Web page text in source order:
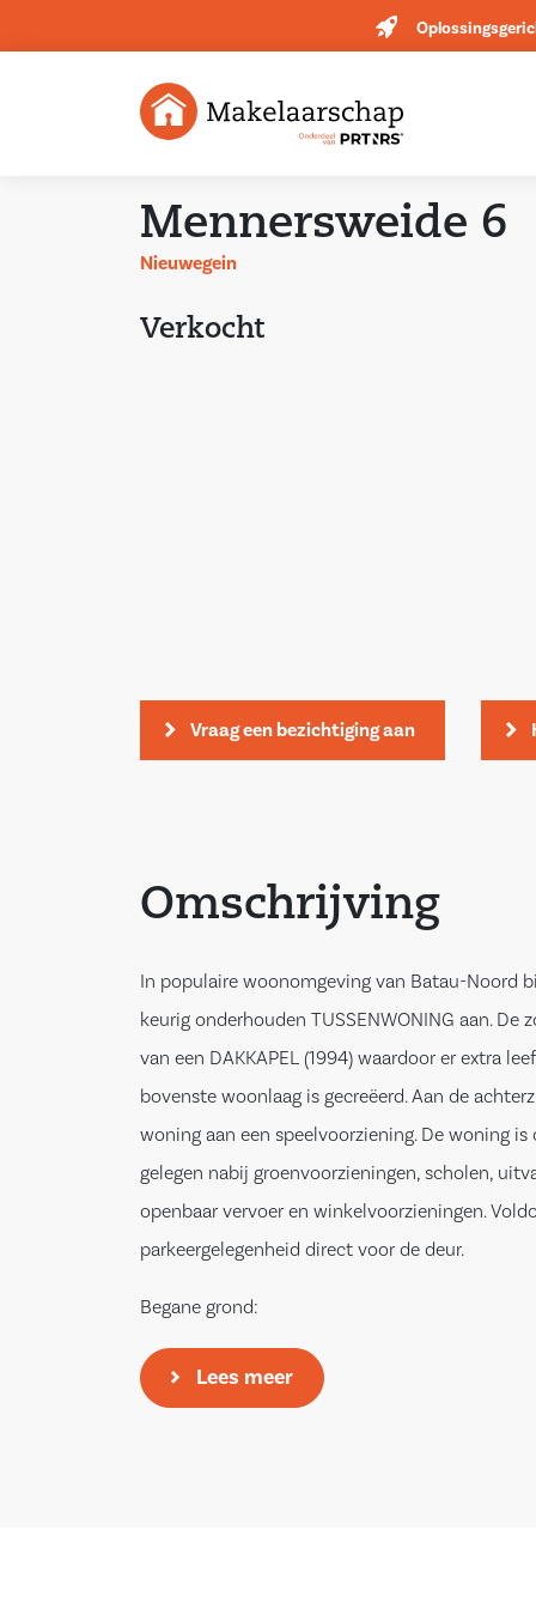
Mennersweide 6
Nieuwegein
Verkocht
Vraag een bezichtiging aan
Omschrijving
In populaire woonomgeving van Batau-Noord
keurig onderhouden TUSSENWONING aan. De
van een DAKKAPEL (1994) waardoor er extra
bovenste woonlaag is gecreëerd. Aan de
woning aan een speelvoorziening. De woning
gelegen nabij groenvoorzieningen, scholen,
openbaar vervoer en winkelvoorzieningen.
parkeergelegenheid direct voor de deur.
Begane grond:
Entree, hal met meterkast, toegang tot de
halfopen keuken is voorzien van de volgende
Lees meer